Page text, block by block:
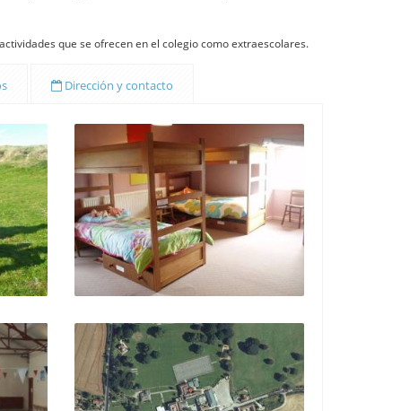
que se ofrecen en el colegio como extraescolares.
Dirección y contacto